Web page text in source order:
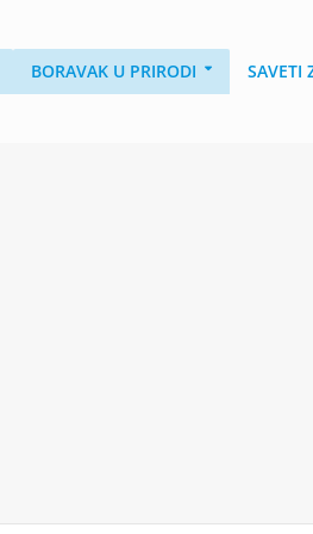
BORAVAK U PRIRODI SAVETI